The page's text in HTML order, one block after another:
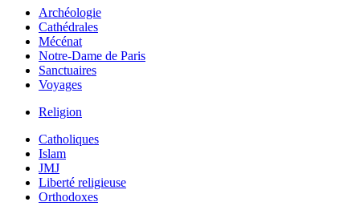
Archéologie
Cathédrales
Mécénat
Notre-Dame de Paris
Sanctuaires
Voyages
Religion
Catholiques
Islam
JMJ
Liberté religieuse
Orthodoxes